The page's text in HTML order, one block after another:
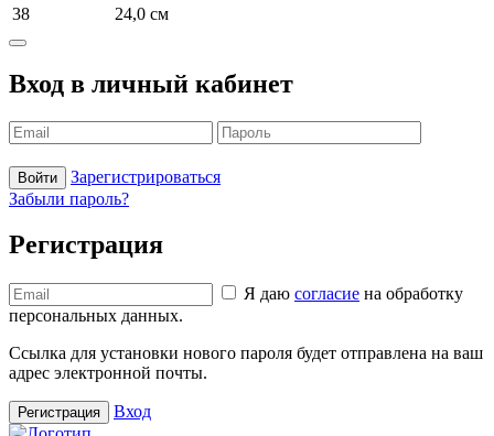
38
24,0 см
Вход в личный кабинет
Войти
Зарегистрироваться
Забыли пароль?
Регистрация
Я даю согласие на обработку
персональных данных.
Ссылка для установки нового пароля будет отправлена ​​на ваш
адрес электронной почты.
Регистрация Вход